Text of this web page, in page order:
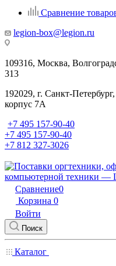
Сравнение
legion-box@legion.ru
109316, Москва,
313
192029, г. Санкт-
корпус 7А
+7 495 157-90-40
+7 495 157-90-40
+7 812 327-3026
Сравнение0
Корзина 0
Войти
Поиск
Каталог